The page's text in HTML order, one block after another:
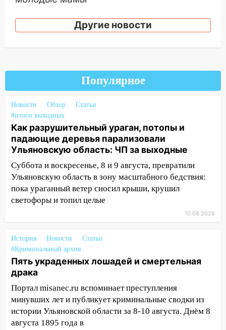
13:02 Соцсети: на улице Розы
Люксембург дерево упало на
новых начинаний: гороскоп для всех
знаков зодиака на неделю с 10 по 16
августа
13:00
На проспекте Тюленева в
Ульяновске образовалось «море»
12:57 В Ульяновской области ожидается
крупный град
12:11 Где есть бензин в Ульяновске 9
августа: список АЗС
11:55 Соцсети: светофор упал на
11:00
В Ульяновской области люди в
СНТ сидят без света
10:13
недели в Ульяновской области
09:18 Из-за ливня заблокировано
движение трамваев в Ульяновске
Другие новости
Популярное
Новости Обзор
Статьи
#итоги выходных
Как разрушительный ураган, потопы и
падающие деревья парализовали
Ульяновскую область: ЧП за выходные
Суббота и воскресенье, 8 и 9 августа, превратили
Ульяновскую область в зону масштабного бедствия:
пока ураганный ветер сносил крыши, крушил
светофоры и топил целые
10.08.2026
История Новости
Статьи
#Криминальный архив
Пять украденных лошадей и смертельная
драка
Портал misanec.ru вспоминает преступления
минувших лет и публикует криминальные сводки из
истории Ульяновской области за 8-10 августа. Днём 8
августа 1895 года в